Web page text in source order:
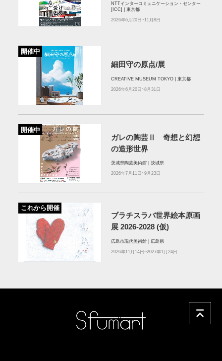
NTTインターコミュニケーション・センター
[ICC] | 東京都
2026年6月20日~11月8日
開催中
細田守の原点/展
CREATIVE MUSEUM TOKYO | 東京都
2026年6月20日~8月31日
開催中
ガレの陶芸Ⅱ 奇想と幻想
の造形世界
茨城県陶芸美術館 | 茨城県
2026年7月11日~9月23日
これから開催
ブラチスラバ世界絵本原画
展 2026-2028 (仮)
広島市現代美術館 | 広島県
2026年11月14日~2027年1月24日